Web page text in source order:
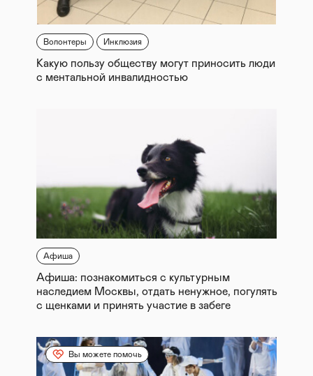
Волонтеры Инклюзия
Какую пользу обществу могут приносить люди
с ментальной инвалидностью
Афиша
Афиша: познакомиться с культурным
наследием Москвы, отдать ненужное, погулять
с щенками и принять участие в забеге
Вы можете помочь